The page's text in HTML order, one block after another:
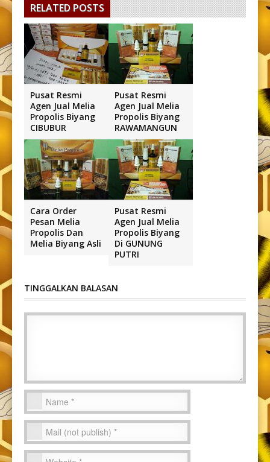
RELATED POSTS
Pusat Resmi
Agen Jual Melia
Propolis Biyang
CIBUBUR
Pusat Resmi
Agen Jual Melia
Propolis Biyang
RAWAMANGUN
Cara Order
Pesan Melia
Propolis Dan
Melia Biyang Asli
Pusat Resmi
Agen Jual Melia
Propolis Biyang
Di GUNUNG
PUTRI
TINGGALKAN BALASAN